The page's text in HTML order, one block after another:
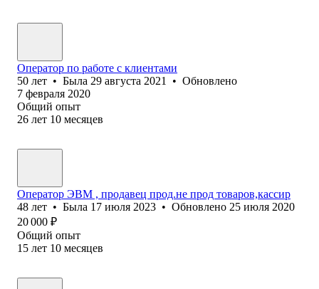
Оператор по работе с клиентами
50 лет • Была 29 августа 2021 • Обновлено
7 февраля 2020
Общий опыт
26 лет 10 месяцев
Оператор ЭВМ , продавец прод.не прод товаров,кассир
48 лет • Была 17 июля 2023 • Обновлено 25 июля 2020
20 000 ₽
Общий опыт
15 лет 10 месяцев